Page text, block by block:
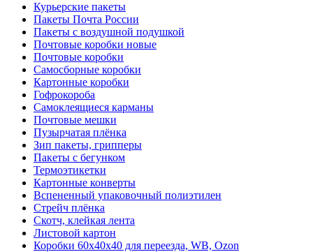
Курьерские пакеты
Пакеты Почта России
Пакеты с воздушной подушкой
Почтовые коробки новые
Почтовые коробки
Самосборные коробки
Картонные коробки
Гофрокороба
Самоклеящиеся карманы
Почтовые мешки
Пузырчатая плёнка
Зип пакеты, грипперы
Пакеты с бегунком
Термоэтикетки
Картонные конверты
Вспененный упаковочный полиэтилен
Стрейч плёнка
Скотч, клейкая лента
Листовой картон
Коробки 60х40х40 для переезда, WB, Ozon